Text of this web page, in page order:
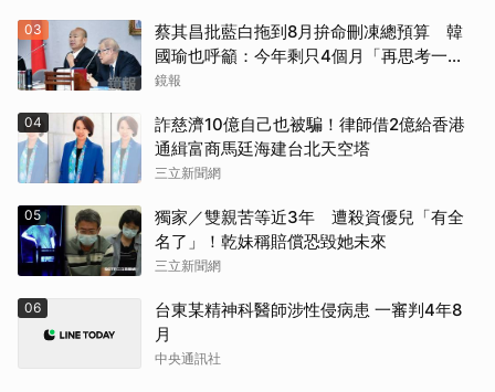
03
蔡其昌批藍白拖到8月拚命刪凍總預算 韓
國瑜也呼籲：今年剩只4個月「再思考一
下」
鏡報
04
詐慈濟10億自己也被騙！律師借2億給香港
通緝富商馬廷海建台北天空塔
三立新聞網
05
獨家／雙親苦等近3年 遭殺資優兒「有全
名了」！乾妹稱賠償恐毀她未來
三立新聞網
06
台東某精神科醫師涉性侵病患 一審判4年8
月
中央通訊社